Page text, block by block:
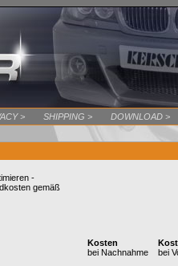
> SHIPPING > DOWNLOAD >
-
gemäß
Kosten
bei Nachnahme
bei